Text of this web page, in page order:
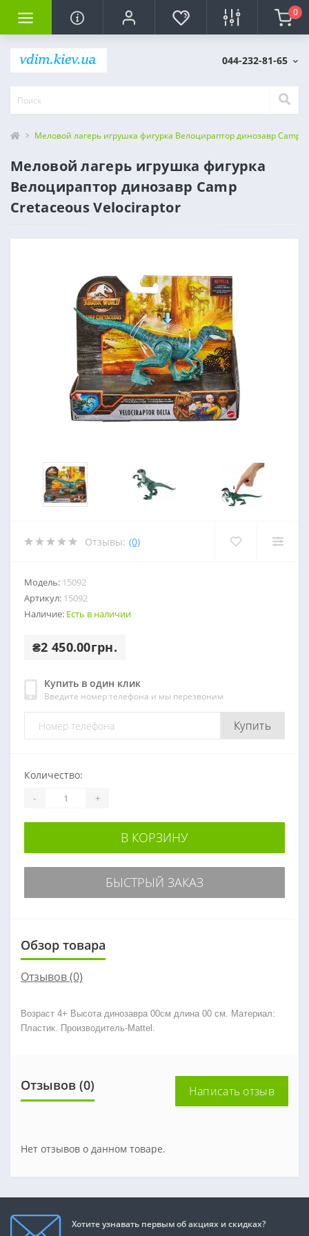
0
044-232-81-65
Меловой лагерь игрушка фигурка Велоцираптор динозавр Camp
Меловой лагерь игрушка фигурка
Велоцираптор динозавр Camp
Cretaceous Velociraptor
Отзывы: (0)
Модель: 15092
Артикул: 15092
Наличие: Есть в наличии
₴2 450.00грн.
Купить в один клик
Введите номер телефона и мы перезвоним
Купить
Количество:
- +
В КОРЗИНУ
БЫСТРЫЙ ЗАКАЗ
Обзор товара
Отзывов (0)
Возраст 4+ Высота динозавра 00см длина 00 см. Материал:
Пластик. Производитель-Mattel.
Отзывов (0) Написать отзыв
Нет отзывов о данном товаре.
Хотите узнавать первым об акциях и скидках?